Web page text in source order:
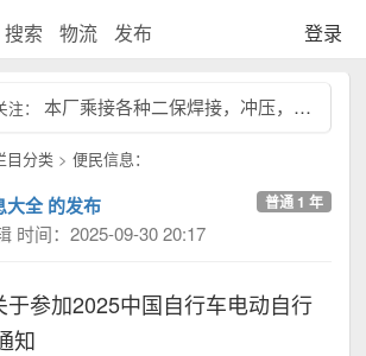
搜索 物流 发布 登录
： 本厂乘接各种二保焊接，冲压，握弯，按装都可以，有厂地有工人，有需要的老板联系15...
目分类 > 便民信息：
大全 的发布 普通 1 年
时间：2025-09-30 20:17
于参加2025中国自行车电动自行
知